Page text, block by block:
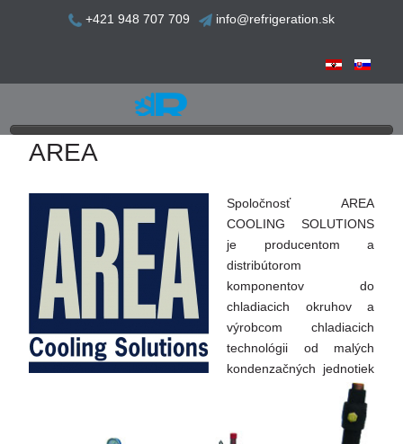
+421 948 707 709 info@refrigeration.sk
AREA
Spoločnosť AREA
COOLING SOLUTIONS
je producentom a
distribútorom
komponentov do
chladiacich okruhov a
výrobcom chladiacich
technológii od malých
kondenzačných jednotiek